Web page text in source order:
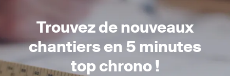
Trouvez de nouveaux
chantiers en 5 minutes
top chrono !